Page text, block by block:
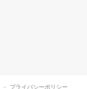
- プライバシーポリシー